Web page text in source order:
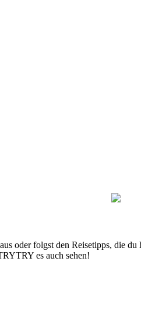
oder folgst den Reisetipps, die
es auch sehen!